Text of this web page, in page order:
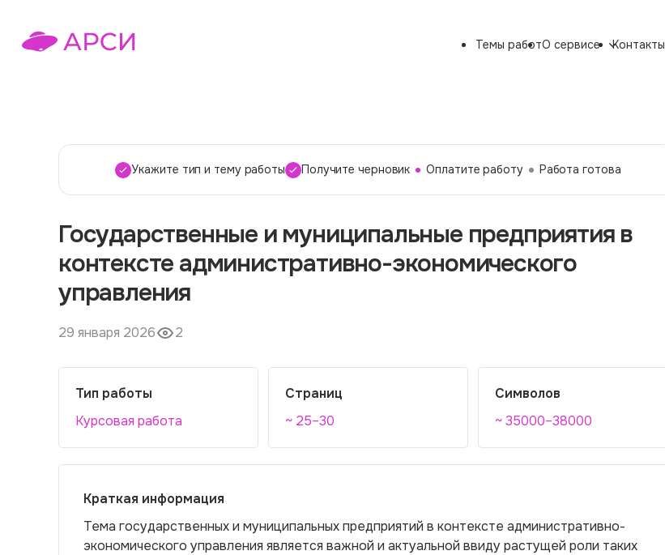
Темы работО сервисе Контакты
Укажите тип и тему работы Получите черновик Оплатите работу Работа готова
Государственные и муниципальные предприятия в
контексте административно-экономического
управления
29 января 2026 2
Тип работы
Курсовая работа
Страниц
~ 25–30
Символов
~ 35000–38000
Краткая информация
Тема государственных и муниципальных предприятий в контексте административно-
экономического управления является важной и актуальной ввиду растущей роли таких